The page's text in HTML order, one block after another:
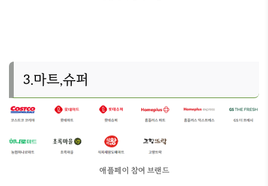
3.마트,슈퍼
애플페이 참여 브랜드